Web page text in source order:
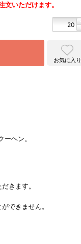
いただけます。
お気に入り
ヘン。
きます。
できません。